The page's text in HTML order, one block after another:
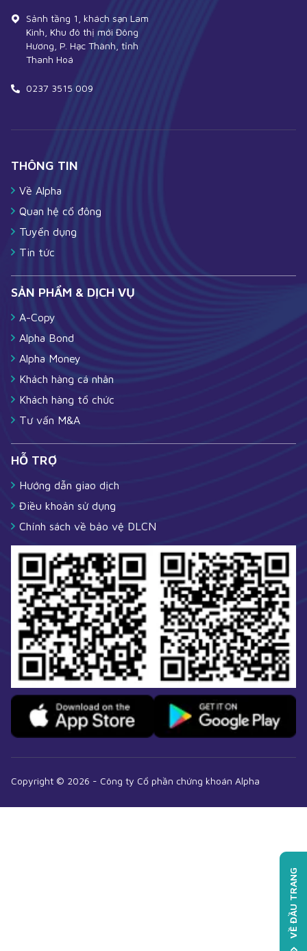
Sảnh tầng 1, khách sạn Lam
Kinh, Khu đô thị mới Đông
Hương, P. Hạc Thành, tỉnh
Thanh Hoá
0237 3515 009
THÔNG TIN
Về Alpha
Quan hệ cổ đông
Tuyển dụng
Tin tức
SẢN PHẨM & DỊCH VỤ
A-Copy
Alpha Bond
Alpha Money
Khách hàng cá nhân
Khách hàng tổ chức
Tư vấn M&A
HỖ TRỢ
Hướng dẫn giao dịch
Điều khoản sử dụng
Chính sách về bảo vệ DLCN
Copyright © 2026 - Công ty Cổ phần chứng khoán Alpha
VỀ ĐẦU TRANG